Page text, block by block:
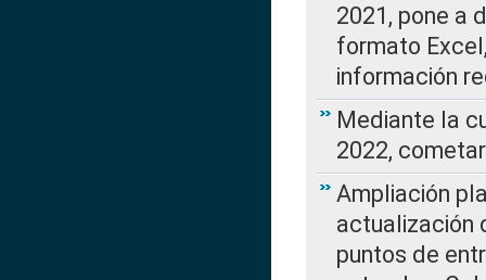
2021, pone a
formato
información
Mediante la
2022,
Ampliación
actualización
puntos de